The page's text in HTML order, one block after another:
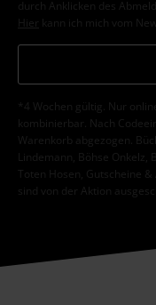
durch Anklicken des
Hier kann ich mich vom
*4 Wochen gültig. Nur
kombinierbar. Nach
Warenkorb abgezogen.
Lindemann, Böhse
Toten Hosen, Gutscheine
sind von der Aktion